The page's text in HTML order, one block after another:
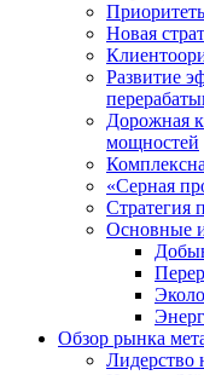
Новая
Развитие
Дорожная
мощностей
«Серная
Стратегия
Основные
Обзор рынка
Лидерство